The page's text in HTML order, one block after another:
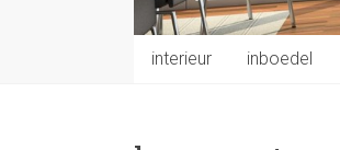
interieur inboedel